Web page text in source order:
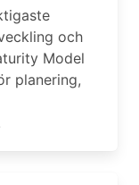
och
Model
planering,